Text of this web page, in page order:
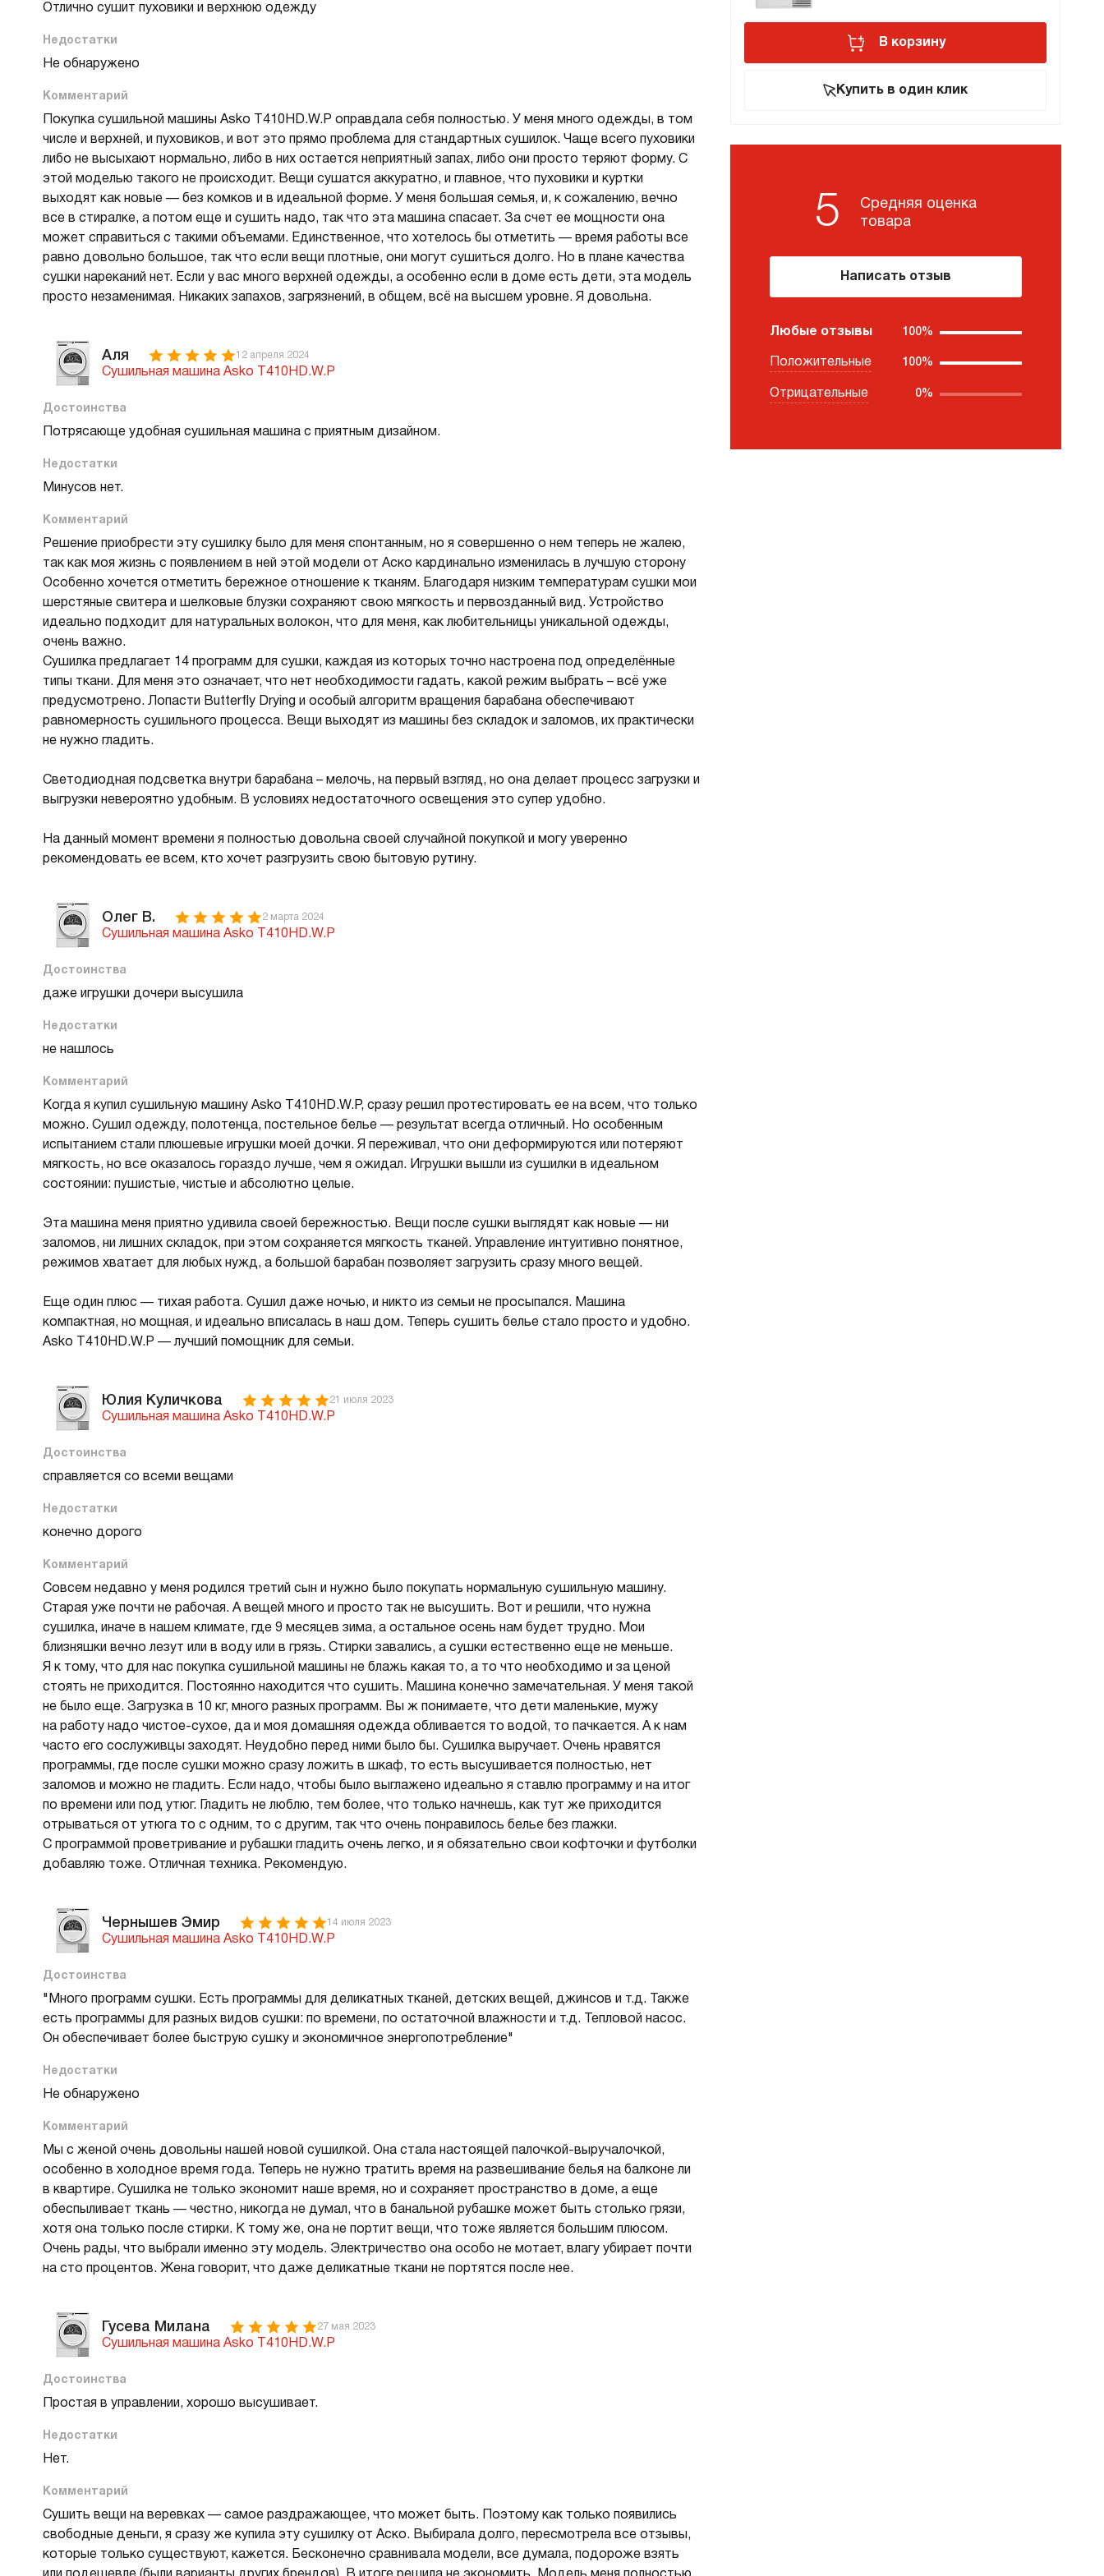
Однокамерные
Двухкамерные
Встраиваемые
Винные шкафы
Морозильники
Вакууматоры
Craft
Бытовые вакууматоры
Отлично сушит пуховики и верхнюю одежду
Недостатки
Не обнаружено
Комментарий
Покупка сушильной машины Asko T410HD.W.P оправдала себя полностью. У меня много одежды, в том
числе и верхней, и пуховиков, и вот это прямо проблема для стандартных сушилок. Чаще всего пуховики
либо не высыхают нормально, либо в них остается неприятный запах, либо они просто теряют форму. С
этой моделью такого не происходит. Вещи сушатся аккуратно, и главное, что пуховики и куртки
выходят как новые — без комков и в идеальной форме. У меня большая семья, и, к сожалению, вечно
все в стиралке, а потом еще и сушить надо, так что эта машина спасает. За счет ее мощности она
может справиться с такими объемами. Единственное, что хотелось бы отметить — время работы все
равно довольно большое, так что если вещи плотные, они могут сушиться долго. Но в плане качества
сушки нареканий нет. Если у вас много верхней одежды, а особенно если в доме есть дети, эта модель
просто незаменимая. Никаких запахов, загрязнений, в общем, всё на высшем уровне. Я довольна.
Аля 12 апреля 2024
Сушильная машина Asko T410HD.W.P
Достоинства
Потрясающе удобная сушильная машина с приятным дизайном.
Недостатки
Минусов нет.
Комментарий
Решение приобрести эту сушилку было для меня спонтанным, но я совершенно о нем теперь не жалею,
так как моя жизнь с появлением в ней этой модели от Аско кардинально изменилась в лучшую сторону
Особенно хочется отметить бережное отношение к тканям. Благодаря низким температурам сушки мои
шерстяные свитера и шелковые блузки сохраняют свою мягкость и первозданный вид. Устройство
идеально подходит для натуральных волокон, что для меня, как любительницы уникальной одежды,
очень важно.
Сушилка предлагает 14 программ для сушки, каждая из которых точно настроена под определённые
типы ткани. Для меня это означает, что нет необходимости гадать, какой режим выбрать – всё уже
предусмотрено. Лопасти Butterfly Drying и особый алгоритм вращения барабана обеспечивают
равномерность сушильного процесса. Вещи выходят из машины без складок и заломов, их практически
не нужно гладить.
Светодиодная подсветка внутри барабана – мелочь, на первый взгляд, но она делает процесс загрузки и
выгрузки невероятно удобным. В условиях недостаточного освещения это супер удобно.
На данный момент времени я полностью довольна своей случайной покупкой и могу уверенно
рекомендовать ее всем, кто хочет разгрузить свою бытовую рутину.
Олег В. 2 марта 2024
Сушильная машина Asko T410HD.W.P
Достоинства
даже игрушки дочери высушила
Недостатки
не нашлось
Комментарий
Когда я купил сушильную машину Asko T410HD.W.P, сразу решил протестировать ее на всем, что только
можно. Сушил одежду, полотенца, постельное белье — результат всегда отличный. Но особенным
испытанием стали плюшевые игрушки моей дочки. Я переживал, что они деформируются или потеряют
мягкость, но все оказалось гораздо лучше, чем я ожидал. Игрушки вышли из сушилки в идеальном
состоянии: пушистые, чистые и абсолютно целые.
Эта машина меня приятно удивила своей бережностью. Вещи после сушки выглядят как новые — ни
заломов, ни лишних складок, при этом сохраняется мягкость тканей. Управление интуитивно понятное,
режимов хватает для любых нужд, а большой барабан позволяет загрузить сразу много вещей.
Еще один плюс — тихая работа. Сушил даже ночью, и никто из семьи не просыпался. Машина
компактная, но мощная, и идеально вписалась в наш дом. Теперь сушить белье стало просто и удобно.
Asko T410HD.W.P — лучший помощник для семьи.
Юлия Куличкова 21 июля 2023
Сушильная машина Asko T410HD.W.P
Достоинства
справляется со всеми вещами
Недостатки
конечно дорого
Комментарий
Совсем недавно у меня родился третий сын и нужно было покупать нормальную сушильную машину.
Старая уже почти не рабочая. А вещей много и просто так не высушить. Вот и решили, что нужна
сушилка, иначе в нашем климате, где 9 месяцев зима, а остальное осень нам будет трудно. Мои
близняшки вечно лезут или в воду или в грязь. Стирки завались, а сушки естественно еще не меньше.
Я к тому, что для нас покупка сушильной машины не блажь какая то, а то что необходимо и за ценой
стоять не приходится. Постоянно находится что сушить. Машина конечно замечательная. У меня такой
не было еще. Загрузка в 10 кг, много разных программ. Вы ж понимаете, что дети маленькие, мужу
на работу надо чистое-сухое, да и моя домашняя одежда обливается то водой, то пачкается. А к нам
часто его сослуживцы заходят. Неудобно перед ними было бы. Сушилка выручает. Очень нравятся
программы, где после сушки можно сразу ложить в шкаф, то есть высушивается полностью, нет
заломов и можно не гладить. Если надо, чтобы было выглажено идеально я ставлю программу и на итог
по времени или под утюг. Гладить не люблю, тем более, что только начнешь, как тут же приходится
отрываться от утюга то с одним, то с другим, так что очень понравилось белье без глажки.
С программой проветривание и рубашки гладить очень легко, и я обязательно свои кофточки и футболки
добавляю тоже. Отличная техника. Рекомендую.
Чернышев Эмир 14 июля 2023
Сушильная машина Asko T410HD.W.P
Достоинства
"Много программ сушки. Есть программы для деликатных тканей, детских вещей, джинсов и т.д. Также
есть программы для разных видов сушки: по времени, по остаточной влажности и т.д. Тепловой насос.
Он обеспечивает более быструю сушку и экономичное энергопотребление"
Недостатки
Не обнаружено
Комментарий
Мы с женой очень довольны нашей новой сушилкой. Она стала настоящей палочкой-выручалочкой,
особенно в холодное время года. Теперь не нужно тратить время на развешивание белья на балконе ли
в квартире. Сушилка не только экономит наше время, но и сохраняет пространство в доме, а еще
обеспыливает ткань — честно, никогда не думал, что в банальной рубашке может быть столько грязи,
хотя она только после стирки. К тому же, она не портит вещи, что тоже является большим плюсом.
Очень рады, что выбрали именно эту модель. Электричество она особо не мотает, влагу убирает почти
на сто процентов. Жена говорит, что даже деликатные ткани не портятся после нее.
Гусева Милана 27 мая 2023
Сушильная машина Asko T410HD.W.P
Достоинства
Простая в управлении, хорошо высушивает.
Недостатки
Нет.
Комментарий
Сушить вещи на веревках — самое раздражающее, что может быть. Поэтому как только появились
свободные деньги, я сразу же купила эту сушилку от Аско. Выбирала долго, пересмотрела все отзывы,
которые только существуют, кажется. Бесконечно сравнивала модели, все думала, подороже взять
В корзину
Купить в один клик
5
Средняя оценка
товара
Написать отзыв
Любые отзывы 100%
Положительные 100%
Отрицательные 0%